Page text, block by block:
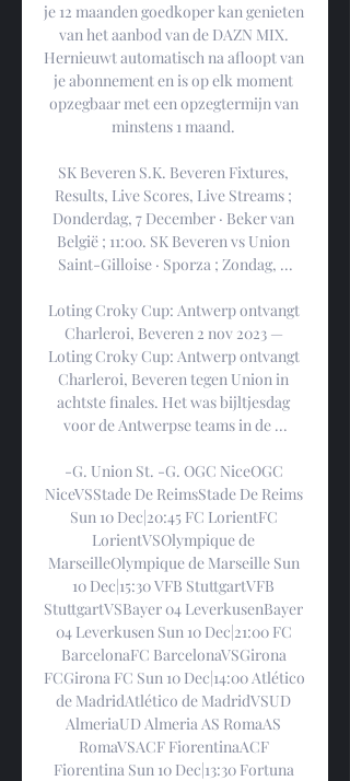
je 12 maanden goedkoper kan genieten
van het aanbod van de DAZN MIX.
Hernieuwt automatisch na afloopt van
je abonnement en is op elk moment
opzegbaar met een opzegtermijn van
minstens 1 maand.
SK Beveren S.K. Beveren Fixtures,
Results, Live Scores, Live Streams ;
Donderdag, 7 December · Beker van
België ; 11:00. SK Beveren vs Union
Saint-Gilloise · Sporza ; Zondag, ...
Loting Croky Cup: Antwerp ontvangt
Charleroi, Beveren 2 nov 2023 —
Loting Croky Cup: Antwerp ontvangt
Charleroi, Beveren tegen Union in
achtste finales. Het was bijltjesdag
voor de Antwerpse teams in de ...
-G. Union St. -G. OGC NiceOGC
NiceVSStade De ReimsStade De Reims
Sun 10 Dec|20:45 FC LorientFC
LorientVSOlympique de
MarseilleOlympique de Marseille Sun
10 Dec|15:30 VFB StuttgartVFB
StuttgartVSBayer 04 LeverkusenBayer
04 Leverkusen Sun 10 Dec|21:00 FC
BarcelonaFC BarcelonaVSGirona
FCGirona FC Sun 10 Dec|14:00 Atlético
de MadridAtlético de MadridVSUD
AlmeriaUD Almeria AS RomaAS
RomaVSACF FiorentinaACF
Fiorentina Sun 10 Dec|13:30 Fortuna